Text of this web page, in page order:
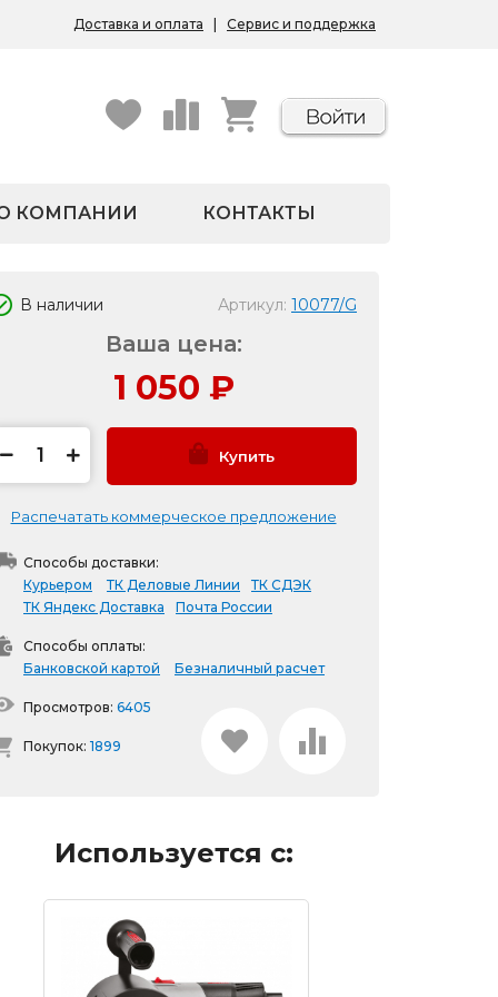
Доставка и оплата Сервис и поддержка
КОМПАНИИ КОНТАКТЫ
В наличии Артикул: 10077/G
Ваша цена:
1 050 ₽
Купить
Распечатать коммерческое предложение
Способы доставки:
Курьером
ТК Деловые Линии
ТК СДЭК
ТК Яндекс Доставка
Почта России
Способы оплаты:
Банковской картой
Безналичный расчет
Просмотров: 6405
Покупок: 1899
Используется с: